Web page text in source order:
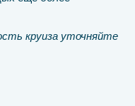
круиза уточняйте